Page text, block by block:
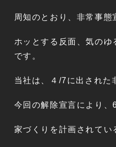
周知のとおり、非常事態
ホッとする反面、気の
です。
当社は、４/7に出された
今回の解除宣言により、
家づくりを計画されてい